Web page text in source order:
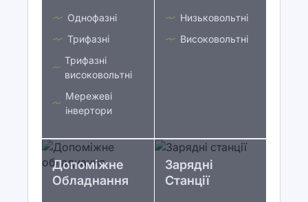
Однофазні
Трифазні
Трифазні
високовольтні
Мережеві
інвертори
Низьковольтні
Високовольтні
Допоміжне
Обладнання
Зарядні
Станції